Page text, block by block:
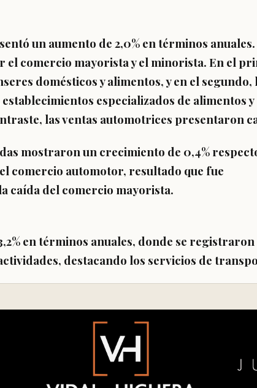
un aumento de 2,0% en términos anuales.
el comercio mayorista y el minorista. En el
domésticos y alimentos, y en el segundo,
especializados de alimentos y
las ventas automotrices presentaron
mostraron un crecimiento de 0,4%
comercio automotor, resultado que fue
caída del comercio mayorista.
en términos anuales, donde se registraron
destacando los servicios de